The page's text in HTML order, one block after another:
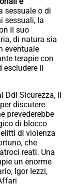
sessuale o di
sessuali, la
il suo
di natura sia
eventuale
terapie con
escludere il
Ddl Sicurezza, il
discutere
prevederebbe
di blocco
di violenza
che
reati. Una
un enorme
Igor Iezzi,